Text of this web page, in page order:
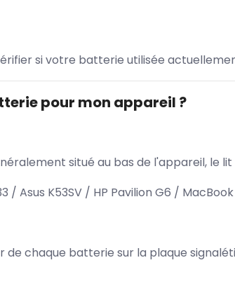
si votre batterie utilisée
pour mon appareil ?
situé au bas de l'appareil, le
Asus K53SV / HP Pavilion G6 / MacBook
chaque batterie sur la plaque